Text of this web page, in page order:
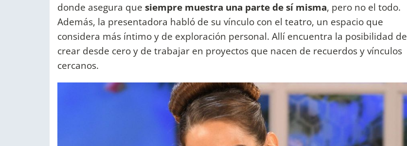
donde asegura que siempre muestra una parte de sí misma, pero no el todo.
Además, la presentadora habló de su vínculo con el teatro, un espacio que
considera más íntimo y de exploración personal. Allí encuentra la posibilidad de
crear desde cero y de trabajar en proyectos que nacen de recuerdos y vínculos
cercanos.